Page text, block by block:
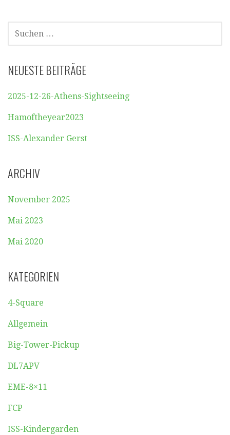
SUCHEN
NACH:
NEUESTE BEITRÄGE
2025-12-26-Athens-Sightseeing
Hamoftheyear2023
ISS-Alexander Gerst
ARCHIV
November 2025
Mai 2023
Mai 2020
KATEGORIEN
4-Square
Allgemein
Big-Tower-Pickup
DL7APV
EME-8×11
FCP
ISS-Kindergarden